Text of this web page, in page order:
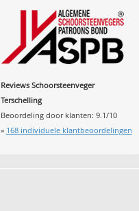
Reviews Schoorsteenveger
Terschelling
Beoordeling door klanten: 9.1/10
» 168individuele klantbeoordelingen